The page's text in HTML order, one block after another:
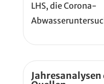
LHS, die Corona-